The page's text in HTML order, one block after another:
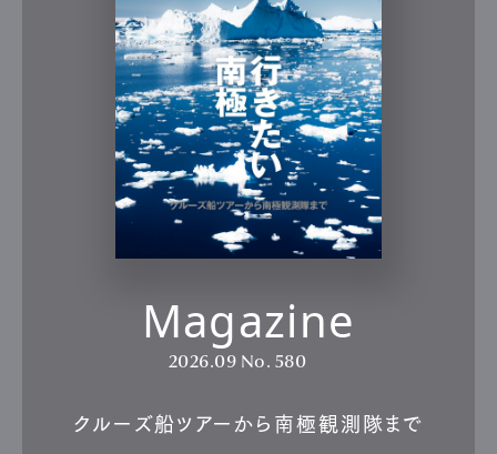
Magazine
2026.09 No. 580
クルーズ船ツアーから南極観測隊まで